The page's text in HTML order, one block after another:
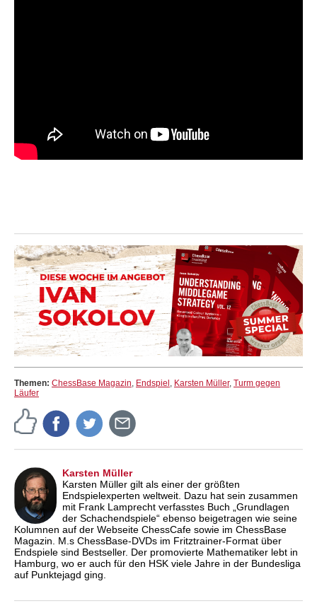
Themen: ChessBase Magazin, Endspiel , Karsten Müller, Turm gegen
Läufer
Karsten Müller
Karsten Müller gilt als einer der größten
Endspielexperten weltweit. Dazu hat sein zusammen
mit Frank Lamprecht verfasstes Buch „Grundlagen
der Schachendspiele“ ebenso beigetragen wie seine
Kolumnen auf der Webseite ChessCafe sowie im ChessBase
Magazin. M.s ChessBase-DVDs im Fritztrainer-Format über
Endspiele sind Bestseller. Der promovierte Mathematiker lebt in
Hamburg, wo er auch für den HSK viele Jahre in der Bundesliga
auf Punktejagd ging.